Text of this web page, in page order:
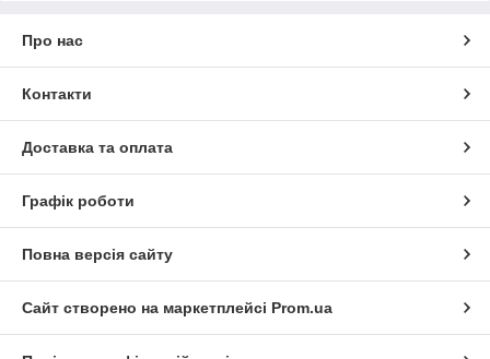
Про нас
Контакти
Доставка та оплата
Графік роботи
Повна версія сайту
Сайт створено на маркетплейсі Prom.ua